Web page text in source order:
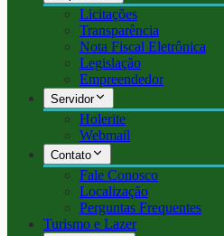
Licitações
Transparência
Nota Fiscal Eletrônica
Legislação
Empreendedor
Servidor
Holerite
Webmail
Contato
Fale Conosco
Localização
Perguntas Frequentes
Turismo e Lazer